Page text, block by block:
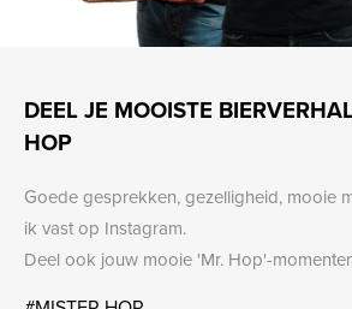
DEEL JE MOOISTE
HOP
Goede gesprekken, gezelligheid, mooie
ik vast op Instagram.
Deel ook jouw mooie 'Mr. Hop'-